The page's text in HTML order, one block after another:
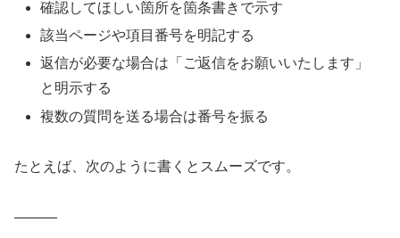
確認してほしい箇所を箇条書きで示す
該当ページや項目番号を明記する
返信が必要な場合は「ご返信をお願いいたします」
と明示する
複数の質問を送る場合は番号を振る
たとえば、次のように書くとスムーズです。
―――